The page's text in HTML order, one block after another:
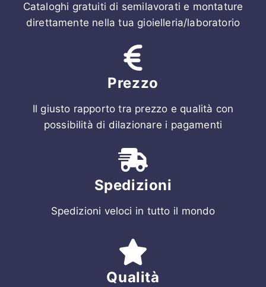
Cataloghi gratuiti di semilavorati e montature
direttamente nella tua gioielleria/laboratorio
Prezzo
Il giusto rapporto tra prezzo e qualità con
possibilità di dilazionare i pagamenti
Spedizioni
Spedizioni veloci in tutto il mondo
Qualità